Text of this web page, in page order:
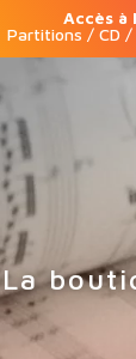
Accès à
Partitions / CD /
La